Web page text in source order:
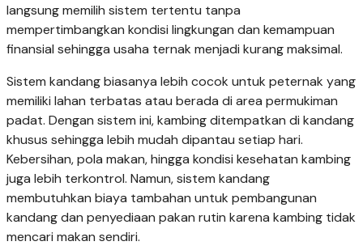
langsung memilih sistem tertentu tanpa
mempertimbangkan kondisi lingkungan dan kemampuan
finansial sehingga usaha ternak menjadi kurang maksimal.
Sistem kandang biasanya lebih cocok untuk peternak yang
memiliki lahan terbatas atau berada di area permukiman
padat. Dengan sistem ini, kambing ditempatkan di kandang
khusus sehingga lebih mudah dipantau setiap hari.
Kebersihan, pola makan, hingga kondisi kesehatan kambing
juga lebih terkontrol. Namun, sistem kandang
membutuhkan biaya tambahan untuk pembangunan
kandang dan penyediaan pakan rutin karena kambing tidak
mencari makan sendiri.